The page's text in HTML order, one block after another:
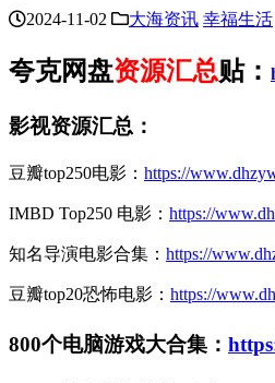
2024-11-02 大海资讯 幸福生活
夸克网盘资源汇总贴：
影视资源汇总：
豆瓣top250电影： https://
IMBD Top250 电影： https://
知名导演电影合集： https://
豆瓣top20恐怖电影： https://
800个电脑游戏大合集：